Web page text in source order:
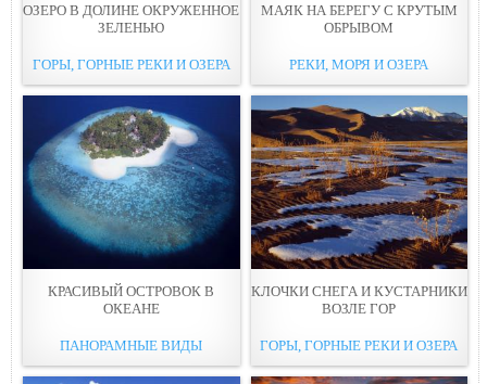
ОЗЕРО В ДОЛИНЕ ОКРУЖЕННОЕ
ЗЕЛЕНЬЮ
ГОРЫ, ГОРНЫЕ РЕКИ И ОЗЕРА
МАЯК НА БЕРЕГУ С КРУТЫМ
ОБРЫВОМ
РЕКИ, МОРЯ И ОЗЕРА
КРАСИВЫЙ ОСТРОВОК В
ОКEАНЕ
ПАНОРАМНЫЕ ВИДЫ
КЛОЧКИ СНЕГА И КУСТАРНИКИ
ВОЗЛЕ ГОР
ГОРЫ, ГОРНЫЕ РЕКИ И ОЗЕРА